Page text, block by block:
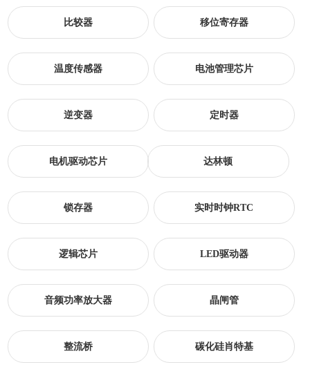
比较器 移位寄存器
温度传感器 电池管理芯片
逆变器 定时器
电机驱动芯片 达林顿
锁存器 实时时钟RTC
逻辑芯片 LED驱动器
音频功率放大器 晶闸管
整流桥 碳化硅肖特基